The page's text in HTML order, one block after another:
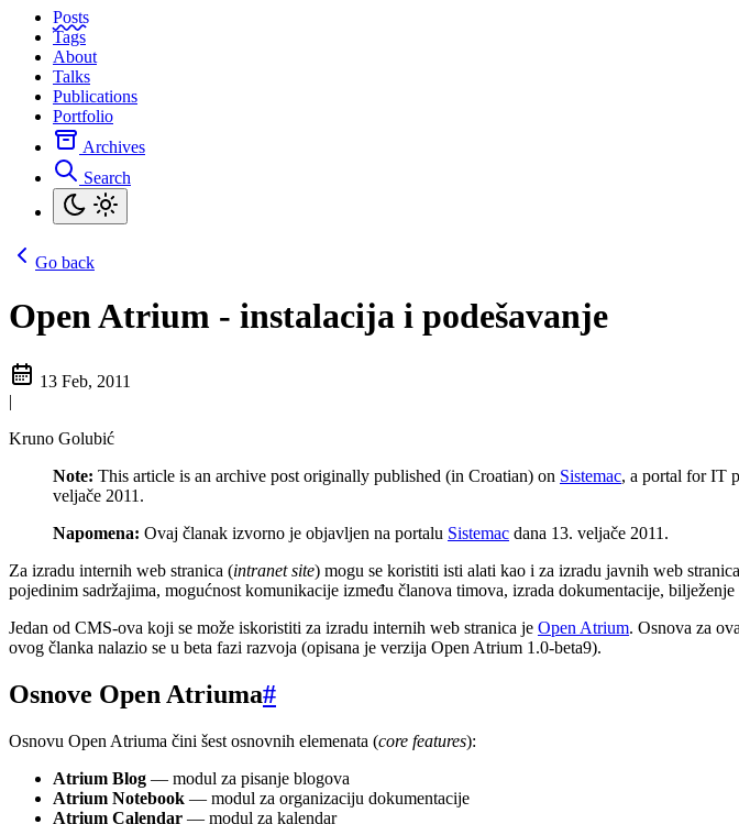
Posts
Tags
About
Talks
Publications
Portfolio
Archives
Search
Go back
Open Atrium - instalacija i podešavanje
13 Feb, 2011
|
Kruno Golubić
Note: This article is an archive post originally published (in Croatian) on Sistemac, a portal for IT
veljače 2011.
Napomena: Ovaj članak izvorno je objavljen na portalu Sistemac dana 13. veljače 2011.
Za izradu internih web stranica (intranet site) mogu se koristiti isti alati kao i za izradu javnih web
pojedinim sadržajima, mogućnost komunikacije između članova timova, izrada dokumentacije,
Jedan od CMS-ova koji se može iskoristiti za izradu internih web stranica je Open Atrium. Osnova za
ovog članka nalazio se u beta fazi razvoja (opisana je verzija Open Atrium 1.0-beta9).
Osnove Open Atriuma#
Osnovu Open Atriuma čini šest osnovnih elemenata (core features):
Atrium Blog — modul za pisanje blogova
Atrium Notebook — modul za organizaciju dokumentacije
Atrium Calendar — modul za kalendar